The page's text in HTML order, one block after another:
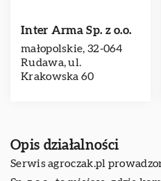
Inter Arma Sp. z o.o.
małopolskie, 32-064
Rudawa, ul.
Krakowska 60
Opis działalności
Serwis agroczak.pl